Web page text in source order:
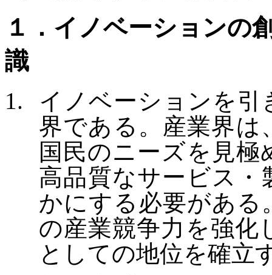
１．イノベーションの
識
イノベーションを引
界である。産業界は
国民のニーズを見
高品質なサービス・
かにする必要がある
の産業競争力を強化
としての地位を確立